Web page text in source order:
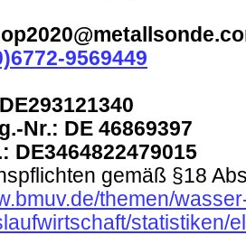
9569449
Nr.: DE 46869397
DE3464822479015
gemäß §18
themen/
statistiken/